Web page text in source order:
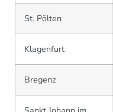
St. Pölten
Klagenfurt
Bregenz